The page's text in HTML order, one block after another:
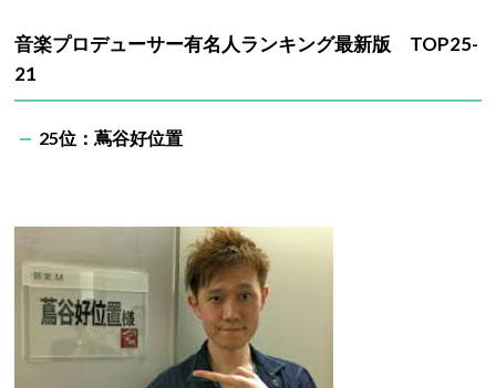
音楽プロデューサー有名人ランキング最新版 TOP25-
21
25位：蔦谷好位置